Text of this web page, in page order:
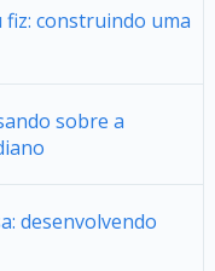
fiz: construindo uma
sobre a
desenvolvendo